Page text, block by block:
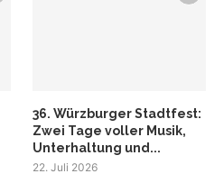
36. Würzburger Stadtfest:
Zwei Tage voller Musik,
Unterhaltung und...
22. Juli 2026